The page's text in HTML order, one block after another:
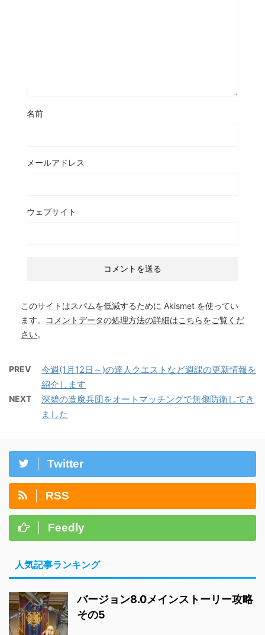
名前
メールアドレス
ウェブサイト
このサイトはスパムを低減するために Akismet を使ってい
ます。
コメントデータの処理方法の詳細はこちらをご覧くだ
さい。
PREV
今週(1月12日～)の達人クエストなど週課の更新情報を
紹介します
NEXT
深碧の造魔兵団をオートマッチングで無傷防衛してき
ました
Twitter
RSS
Feedly
人気記事ランキング
バージョン8.0メインストーリー攻略
その5